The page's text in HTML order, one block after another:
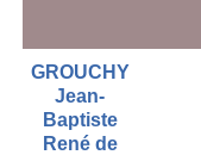
GROUCHY
Jean-
Baptiste
René de